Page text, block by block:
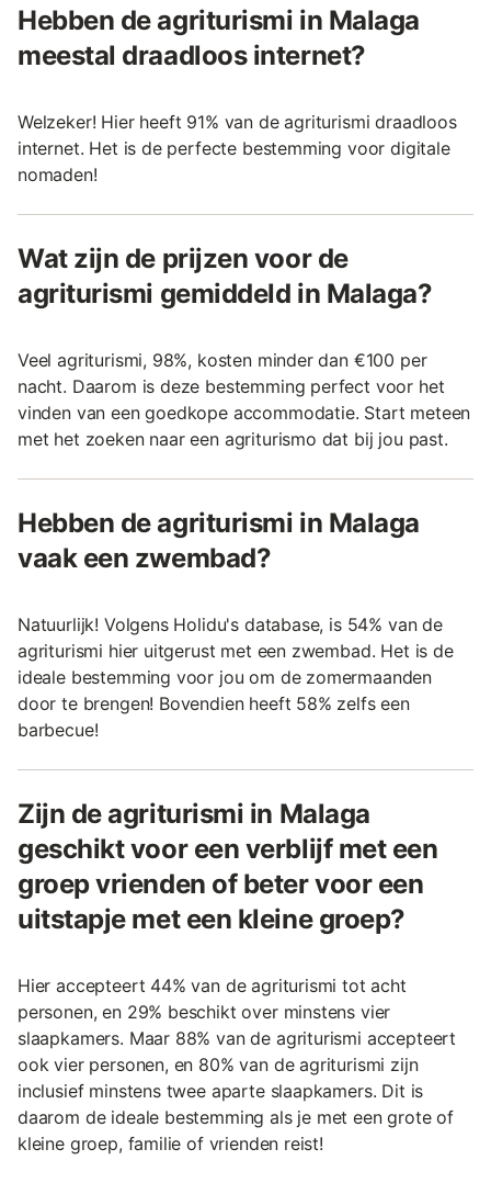
Hebben de agriturismi in Malaga
meestal draadloos internet?
Welzeker! Hier heeft 91% van de agriturismi draadloos
internet. Het is de perfecte bestemming voor digitale
nomaden!
Wat zijn de prijzen voor de
agriturismi gemiddeld in Malaga?
Veel agriturismi, 98%, kosten minder dan €100 per
nacht. Daarom is deze bestemming perfect voor het
vinden van een goedkope accommodatie. Start meteen
met het zoeken naar een agriturismo dat bij jou past.
Hebben de agriturismi in Malaga
vaak een zwembad?
Natuurlijk! Volgens Holidu's database, is 54% van de
agriturismi hier uitgerust met een zwembad. Het is de
ideale bestemming voor jou om de zomermaanden
door te brengen! Bovendien heeft 58% zelfs een
barbecue!
Zijn de agriturismi in Malaga
geschikt voor een verblijf met een
groep vrienden of beter voor een
uitstapje met een kleine groep?
Hier accepteert 44% van de agriturismi tot acht
personen, en 29% beschikt over minstens vier
slaapkamers. Maar 88% van de agriturismi accepteert
ook vier personen, en 80% van de agriturismi zijn
inclusief minstens twee aparte slaapkamers. Dit is
daarom de ideale bestemming als je met een grote of
kleine groep, familie of vrienden reist!